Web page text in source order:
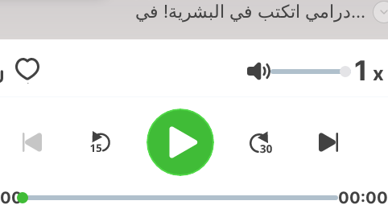
درامي اتكتب في البشرية! في
بودكاست "حواديت قبل النوم"،
بيفتح معاكم أدهم أمين أغرب وأعقد
ملفات التاريخ، وبياخدكم في رحلة
صوتية غامرة بالعامية المصرية.
هنغوص في عقول الملوك، ونشهد
على سقوط الإمبراطوريات، ونسمع
الحكايات المنسية اللي غيرت شكل
العالم. خليط بين التحليل النفسي،
Hangerő 1 x
00:00